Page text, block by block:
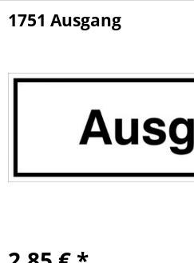
1751 Ausgang